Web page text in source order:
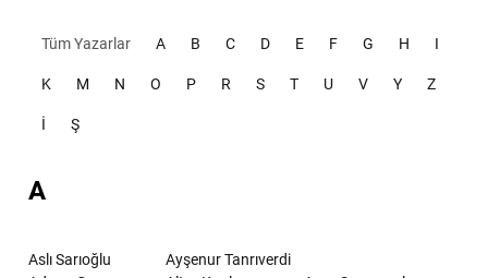
Tüm Yazarlar A B C D E F G H I
K M N O P R S T U V Y Z
İ Ş
A
Aslı Sarıoğlu
Ayşenur Tanrıverdi